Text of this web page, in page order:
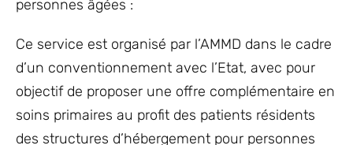
personnes âgées :
Ce service est organisé par l’AMMD dans le cadre
d’un conventionnement avec l’Etat, avec pour
objectif de proposer une offre complémentaire en
soins primaires au profit des patients résidents
des structures d’hébergement pour personnes